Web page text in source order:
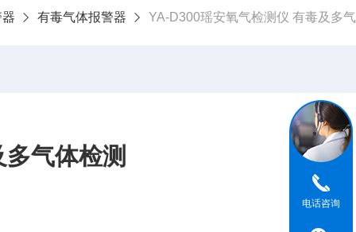
有毒气体报警器 YA-D300瑶安氧气检测仪 有毒及多
气体检测
电话咨询